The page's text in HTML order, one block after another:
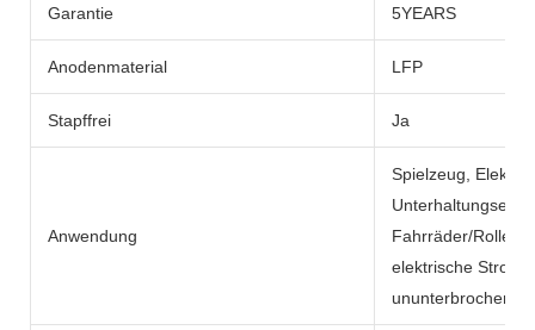
Garantie 5YEARS
Anodenmaterial LFP
Stapffrei Ja
Anwendung
Spielzeug,
Fahrräder/Roller,
elektrische
ununterbrochene